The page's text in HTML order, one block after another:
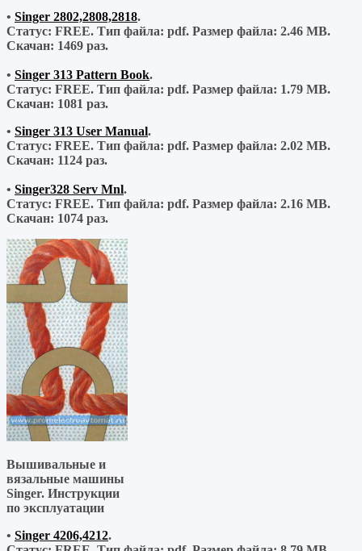
• Singer 2802,2808,2818.
Статус: FREE. Тип файла: pdf. Размер файла: 2.46 MB.
Скачан: 1469 раз.
• Singer 313 Pattern Book.
Статус: FREE. Тип файла: pdf. Размер файла: 1.79 MB.
Скачан: 1081 раз.
• Singer 313 User Manual.
Статус: FREE. Тип файла: pdf. Размер файла: 2.02 MB.
Скачан: 1124 раз.
• Singer328 Serv Mnl.
Статус: FREE. Тип файла: pdf. Размер файла: 2.16 MB.
Скачан: 1074 раз.
Вышивальные и
вязальные машины
Singer. Инструкции
по эксплуатации
• Singer 4206,4212.